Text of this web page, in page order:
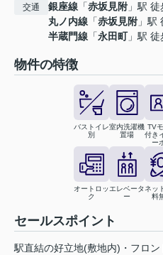
交通 銀座線 「赤坂見附 」駅
丸ノ内線 「赤坂見附 」駅
半蔵門線 「永田町」駅 徒
物件の特徴
バストイレ
別
室内洗濯機
置場
TV
付き
ー
オートロッ
ク
エレベータ
ー
ネッ
料
セールスポイント
駅直結の好立地(敷地内)・フロ